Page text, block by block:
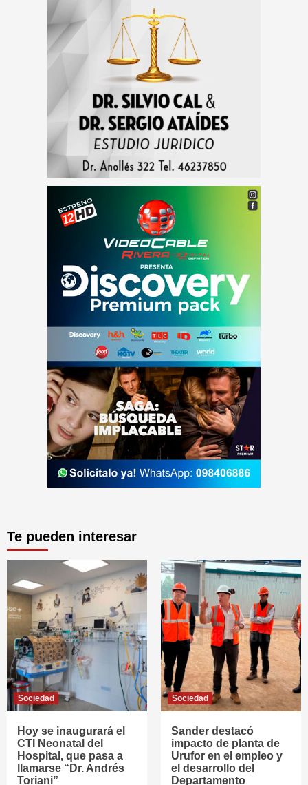
Te pueden interesar
Sociedad
Hoy se inaugurará el
CTI Neonatal del
Hospital, que pasa a
llamarse “Dr. Andrés
Toriani”
Sociedad
Sander destacó
impacto de planta de
Urufor en el empleo y
el desarrollo del
Departamento